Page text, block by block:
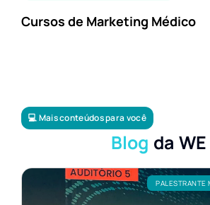
Cursos de Marketing Médico
💻 Mais conteúdos para você
Blog da WE
PALESTRANTE